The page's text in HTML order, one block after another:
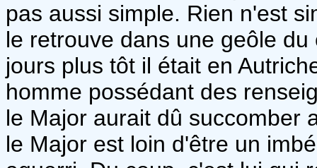
pas aussi simple. Rien n'est
le retrouve dans une geôle
jours plus tôt il était en
homme possédant des
le Major aurait dû succomber
le Major est loin d'être un